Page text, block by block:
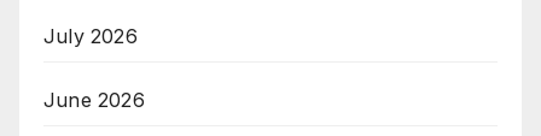
July 2026
June 2026